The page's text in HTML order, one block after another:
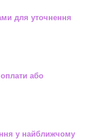
для уточнення
або
у найближчому